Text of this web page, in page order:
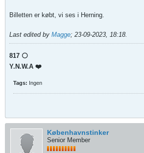
Billetten er købt, vi ses i Herning.
Last edited by Magge; 23-09-2023, 18:18.
817 ⚪️
Y.N.W.A ❤️
Tags: Ingen
Københavnstinker
Senior Member